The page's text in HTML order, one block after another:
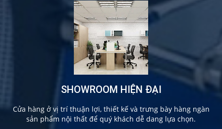
SHOWROOM HIỆN ĐẠI
Cửa hàng ở vị trí thuận lợi, thiết kế và trưng bày hàng ngàn
sản phẩm nội thất để quý khách dễ dang lựa chọn.